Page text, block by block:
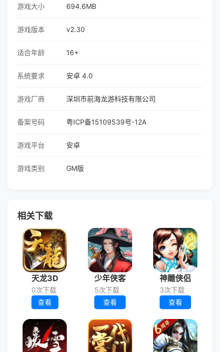
游戏大小 694.6MB
游戏版本 v2.30
适合年龄 16+
系统要求 安卓 4.0
游戏厂商 深圳市前海龙游科技有限公司
备案号码 粤ICP备15109539号-12A
游戏平台 安卓
游戏类别 GM版
相关下载
天龙3D
0次下载
查看
少年侠客
5次下载
查看
神雕侠侣
3次下载
查看